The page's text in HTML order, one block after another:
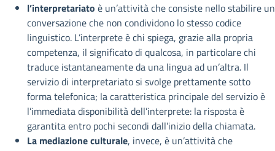
l’interpretariato è un’attività che consiste nello stabilire
conversazione che non condividono lo stesso codice
linguistico. L’interprete è chi spiega, grazie alla propria
competenza, il significato di qualcosa, in particolare chi
traduce istantaneamente da una lingua ad un’altra. Il
servizio di interpretariato si svolge prettamente sotto
forma telefonica; la caratteristica principale del servizio è
l’immediata disponibilità dell’interprete: la risposta è
garantita entro pochi secondi dall’inizio della chiamata.
La mediazione culturale, invece, è un’attività che